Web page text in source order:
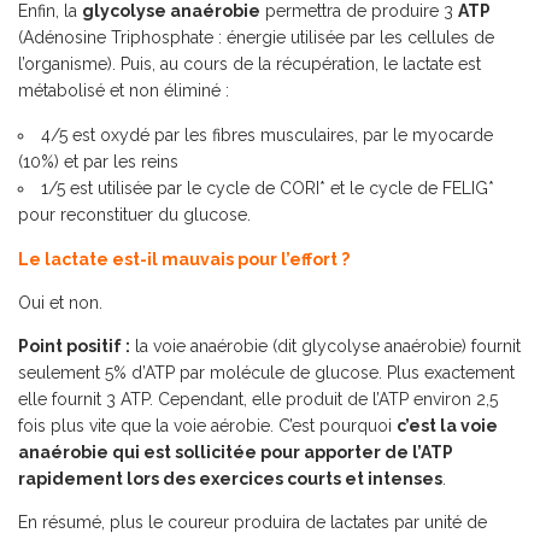
Enfin, la glycolyse anaérobie permettra de produire 3 ATP
(Adénosine Triphosphate : énergie utilisée par les cellules de
l’organisme). Puis, au cours de la récupération, le lactate est
métabolisé et non éliminé :
4/5 est oxydé par les fibres musculaires, par le myocarde
(10%) et par les reins
1/5 est utilisée par le cycle de CORI* et le cycle de FELIG*
pour reconstituer du glucose.
Le lactate est-il mauvais pour l’effort ?
Oui et non.
Point positif : la voie anaérobie (dit glycolyse anaérobie) fournit
seulement 5% d’ATP par molécule de glucose. Plus exactement
elle fournit 3 ATP. Cependant, elle produit de l’ATP environ 2,5
fois plus vite que la voie aérobie. C’est pourquoi c’est la voie
anaérobie qui est sollicitée pour apporter de l’ATP
rapidement lors des exercices courts et intenses
En résumé, plus le coureur produira de lactates par unité de